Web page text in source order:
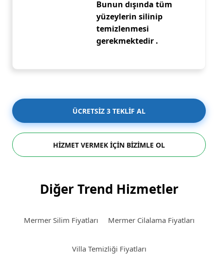
Bunun dışında tüm
yüzeylerin silinip
temizlenmesi
gerekmektedir .
ÜCRETSİZ 3 TEKLİF AL
HİZMET VERMEK İÇİN BİZİMLE OL
Diğer Trend Hizmetler
Mermer Silim Fiyatları Mermer Cilalama Fiyatları
Villa Temizliği Fiyatları